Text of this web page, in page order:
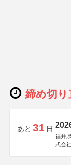
締め切り
あと 31 日
福井
式会社